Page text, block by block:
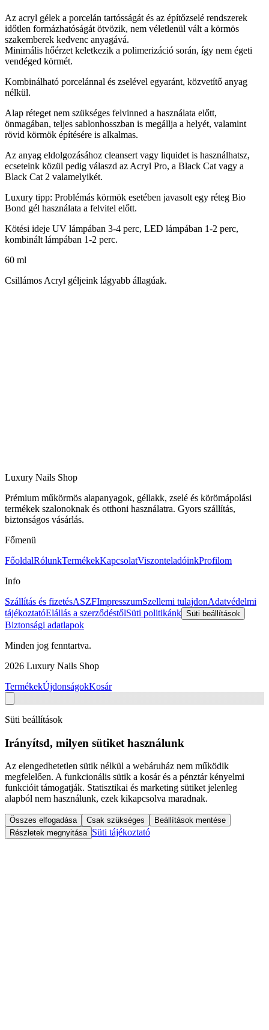
Az acryl gélek a porcelán tartósságát és az építőzselé rendszerek
időtlen formázhatóságát ötvözik, nem véletlenül vált a körmös
szakemberek kedvenc anyagává.
Minimális hőérzet keletkezik a polimerizáció során, így nem égeti
vendéged körmét.
Kombinálható porcelánnal és zselével egyaránt, közvetítő anyag
nélkül.
Alap réteget nem szükséges felvinned a használata előtt,
önmagában, teljes sablonhosszban is megállja a helyét, valamint
rövid körmök építésére is alkalmas.
Az anyag eldolgozásához cleansert vagy liquidet is használhatsz,
ecseteink közül pedig válaszd az Acryl Pro, a Black Cat vagy a
Black Cat 2 valamelyikét.
Luxury tipp: Problémás körmök esetében javasolt egy réteg Bio
Bond gél használata a felvitel előtt.
Kötési ideje UV lámpában 3-4 perc, LED lámpában 1-2 perc,
kombinált lámpában 1-2 perc.
60 ml
Csillámos Acryl géljeink lágyabb állagúak.
Luxury Nails Shop
Prémium műkörmös alapanyagok, géllakk, zselé és körömápolási
termékek szalonoknak és otthoni használatra. Gyors szállítás,
biztonságos vásárlás.
Főmenü
FőoldalRólunkTermékekKapcsolatViszonteladóinkProfilom
Info
Szállítás és fizetésASZFImpresszumSzellemi tulajdonAdatvédelmi
tájékoztatóElállás a szerződéstőlSüti politikánk Süti beállítások
Biztonsági adatlapok
Minden jog fenntartva.
2026 Luxury Nails Shop
TermékekÚjdonságokKosár
Süti beállítások
Irányítsd, milyen sütiket használunk
Az elengedhetetlen sütik nélkül a webáruház nem működik
megfelelően. A funkcionális sütik a kosár és a pénztár kényelmi
funkcióit támogatják. Statisztikai és marketing sütiket jelenleg
alapból nem használunk, ezek kikapcsolva maradnak.
Összes elfogadása Csak szükséges
Beállítások mentése
Részletek megnyitása Süti tájékoztató